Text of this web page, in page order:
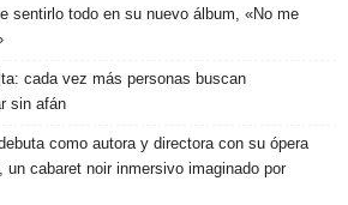
sentirlo todo en su nuevo álbum, «No me
cada vez más personas buscan
sin afán
como autora y directora con su ópera
un cabaret noir inmersivo imaginado por